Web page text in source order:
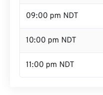
09:00 pm NDT
10:00 pm NDT
11:00 pm NDT